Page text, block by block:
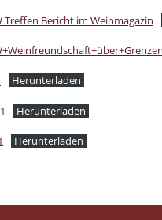
Treffen Bericht im Weinmagazin
Herunterladen
Herunterladen
Herunterladen